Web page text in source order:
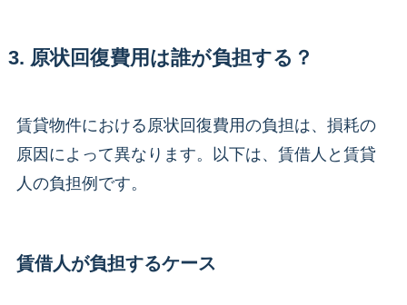
3. 原状回復費用は誰が負担する？
賃貸物件における原状回復費用の負担は、損耗の
原因によって異なります。以下は、賃借人と賃貸
人の負担例です。
賃借人が負担するケース